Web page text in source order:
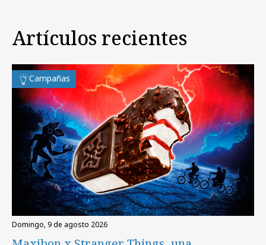
Artículos recientes
Campañas
domingo, 9 de agosto 2026